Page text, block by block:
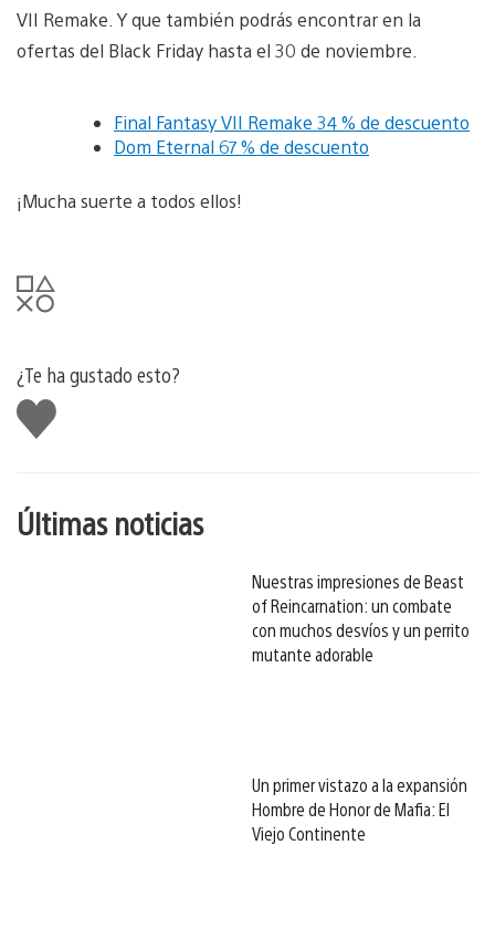
VII Remake. Y que también podrás encontrar en la
ofertas del Black Friday hasta el 30 de noviembre.
Final Fantasy VII Remake 34 % de descuento
Dom Eternal 67 % de descuento
¡Mucha suerte a todos ellos!
¿Te ha gustado esto?
Me
gusta
esto
Últimas noticias
Nuestras impresiones de Beast
of Reincarnation: un combate
con muchos desvíos y un perrito
mutante adorable
Un primer vistazo a la expansión
Hombre de Honor de Mafia: El
Viejo Continente